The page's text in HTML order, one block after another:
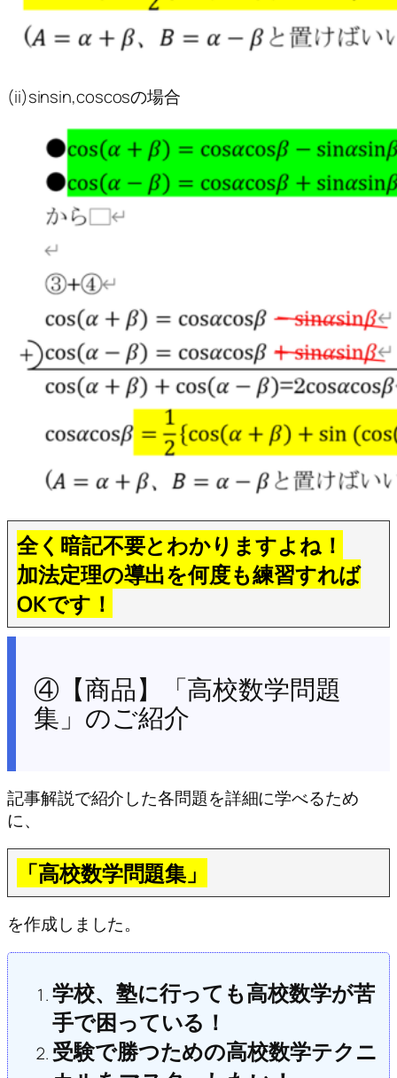
(ii)sinsin,coscosの場合
全く暗記不要とわかりますよね！
加法定理の導出を何度も練習すれば
OKです！
④【商品】「高校数学問題
集」のご紹介
記事解説で紹介した各問題を詳細に学べるため
に、
「高校数学問題集」
を作成しました。
学校、塾に行っても高校数学が苦
手で困っている！
受験で勝つための高校数学テクニ